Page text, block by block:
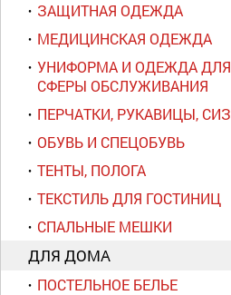
ЗАЩИТНАЯ ОДЕЖДА
МЕДИЦИНСКАЯ ОДЕЖДА
УНИФОРМА И ОДЕЖДА ДЛЯ
СФЕРЫ ОБСЛУЖИВАНИЯ
ПЕРЧАТКИ, РУКАВИЦЫ, СИЗ
ОБУВЬ И СПЕЦОБУВЬ
ТЕНТЫ, ПОЛОГА
ТЕКСТИЛЬ ДЛЯ ГОСТИНИЦ
СПАЛЬНЫЕ МЕШКИ
ДЛЯ ДОМА
ПОСТЕЛЬНОЕ БЕЛЬЕ